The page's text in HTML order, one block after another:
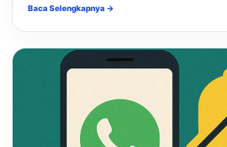
Baca Selengkapnya →